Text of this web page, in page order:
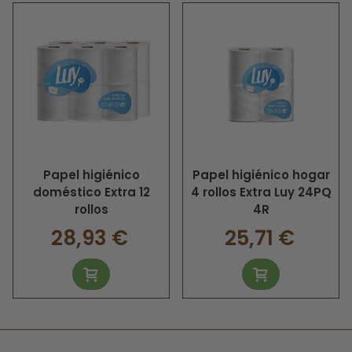
afectar negativamente tu bolsillo.
El tejido que componen a las suaves hojas de este artículo
es de celulosa natural que es laminada y recortada para
ofrecerte absoluta comodidad sin que esto
comercial que incluye 12 rollos de papel de baño de en un
cómodo paquete o en una caja que incluye 16 paquetes
los cuales pueden ser transportados con toda la facilidad y
para baño que puedes encontrar en el mercado y que no
vienen incluidos con nuestro producto y es que al
papel higiénico doméstico suave 6 rollos estas
llevado calidad y economía a tus baños
Papel higiénico
doméstico Extra 12
rollos
28,93 €
Papel higiénico hogar
4 rollos Extra Luy 24PQ
4R
25,71 €